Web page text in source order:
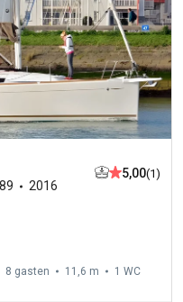
2016
5,00(1)
8 gasten 11,6 m 1 WC